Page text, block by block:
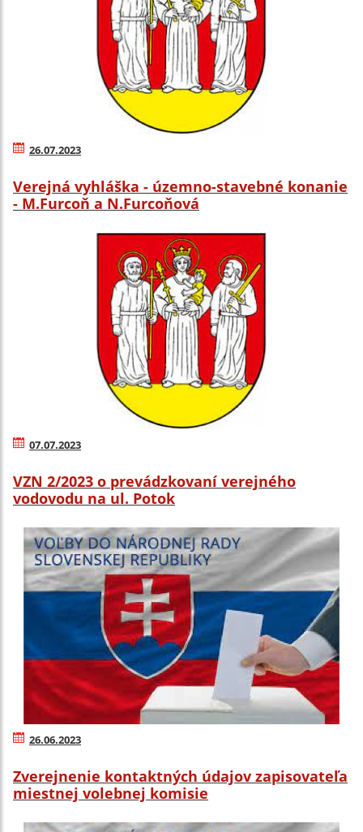
26.07.2023
Verejná vyhláška - územno-stavebné konanie
- M.Furcoň a N.Furcoňová
07.07.2023
VZN 2/2023 o prevádzkovaní verejného
vodovodu na ul. Potok
26.06.2023
Zverejnenie kontaktných údajov zapisovateľa
miestnej volebnej komisie